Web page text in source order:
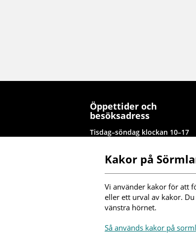
Öppettider och
besöksadress
Tisdag–söndag klockan 10–17
Kakor på
Vi använder kakor för att
eller ett urval av kakor.
vänstra hörnet.
Så används kakor på